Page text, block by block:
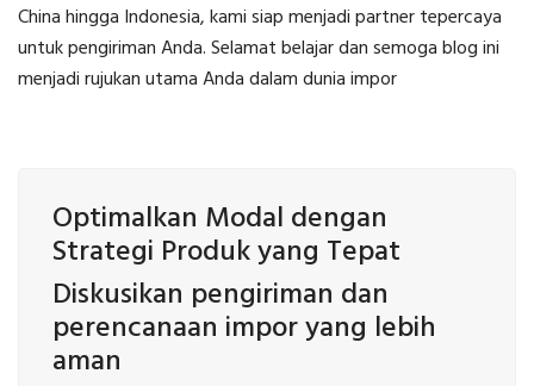
China hingga Indonesia, kami siap menjadi partner tepercaya
untuk pengiriman Anda. Selamat belajar dan semoga blog ini
menjadi rujukan utama Anda dalam dunia impor
Optimalkan Modal dengan
Strategi Produk yang Tepat
Diskusikan pengiriman dan
perencanaan impor yang lebih
aman